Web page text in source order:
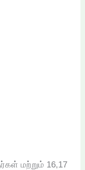
மற்றும் 16,17